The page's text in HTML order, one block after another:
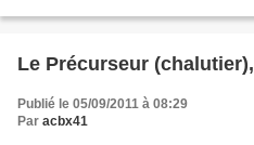
Le Précurseur
Publié le 05/09/2011 à 08:29
Par acbx41